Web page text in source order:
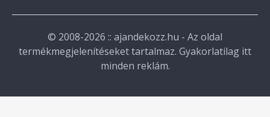
© 2008-2026 :: ajandekozz.hu - Az oldal
termékmegjelenítéseket tartalmaz. Gyakorlatilag itt
minden reklám.